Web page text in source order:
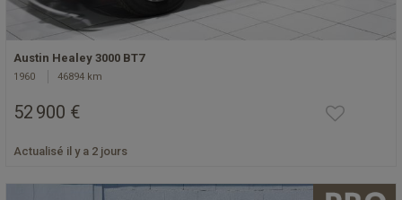
Austin Healey 3000 BT7
1960 46894 km
52 900 €
Actualisé il y a 2 jours